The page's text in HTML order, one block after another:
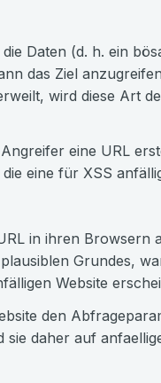
Daten (d. h. ein
das Ziel
wird diese Art
eine URL
eine für XSS
in ihren Browsern
Grundes,
Website
den
daher auf